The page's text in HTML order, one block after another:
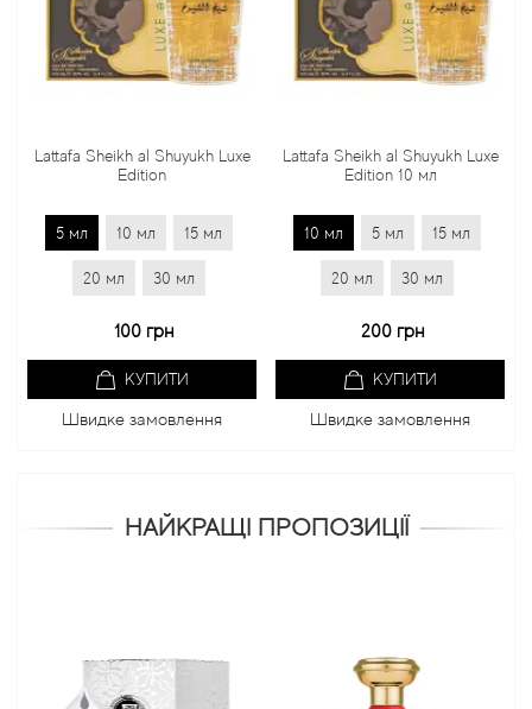
Lattafa Sheikh al Shuyukh Luxe
Edition
5 мл 10 мл 15 мл
20 мл 30 мл
100 грн
КУПИТИ
Швидке замовлення
Lattafa Sheikh al Shuyukh Luxe
Edition 10 мл
10 мл 5 мл 15 мл
20 мл 30 мл
200 грн
КУПИТИ
Швидке замовлення
НАЙКРАЩІ ПРОПОЗИЦІЇ